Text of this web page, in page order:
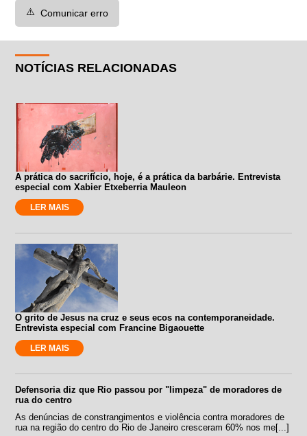
⚠️ Comunicar erro
NOTÍCIAS RELACIONADAS
A prática do sacrifício, hoje, é a prática da barbárie. Entrevista
especial com Xabier Etxeberria Mauleon
LER MAIS
O grito de Jesus na cruz e seus ecos na contemporaneidade.
Entrevista especial com Francine Bigaouette
LER MAIS
Defensoria diz que Rio passou por "limpeza" de moradores de
rua do centro
As denúncias de constrangimentos e violência contra moradores de
rua na região do centro do Rio de Janeiro cresceram 60% nos me[...]